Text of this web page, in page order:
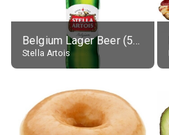
Belgium Lager Beer (5% alc.)
Stella Artois